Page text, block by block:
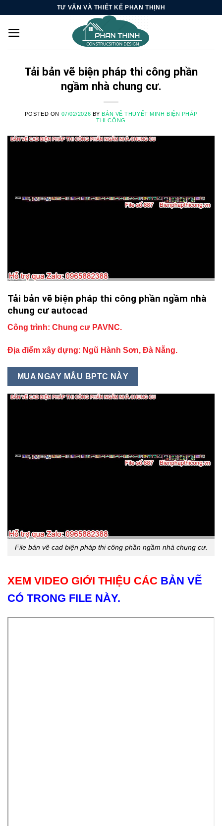
content
TƯ VẤN VÀ THIẾT KẾ PHAN THỊNH
Tải bản vẽ biện pháp thi công phần
ngầm nhà chung cư.
POSTED ON 07/02/2026 BYBẢN VẼ THUYẾT MINH BIỆN PHÁP
THI CÔNG
Tải bản vẽ biện pháp thi công phần ngầm nhà
chung cư autocad
Công trình: Chung cư PAVNC.
Địa điểm xây dựng: Ngũ Hành Sơn, Đà Nẵng.
MUA NGAY MẪU BPTC NÀY
File bản vẽ cad biện pháp thi công phần ngầm nhà chung cư.
XEM VIDEO GIỚI THIỆU CÁC BẢN VẼ
CÓ TRONG FILE NÀY.